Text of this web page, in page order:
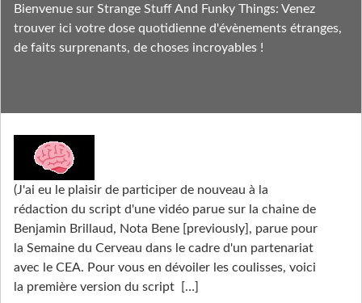
Fil des commentaires
(J'ai eu le plaisir de participer de nouveau à la
rédaction du script d'une vidéo parue sur la chaine de
Benjamin Brillaud, Nota Bene [previously], parue pour
la Semaine du Cerveau dans le cadre d'un partenariat
avec le CEA. Pour vous en dévoiler les coulisses, voici
la première version du script
[…]
Bienvenue sur Strange Stuff And Funky Things: Venez
trouver ici votre dose quotidienne d'évènements étranges,
de faits surprenants, de choses incroyables !